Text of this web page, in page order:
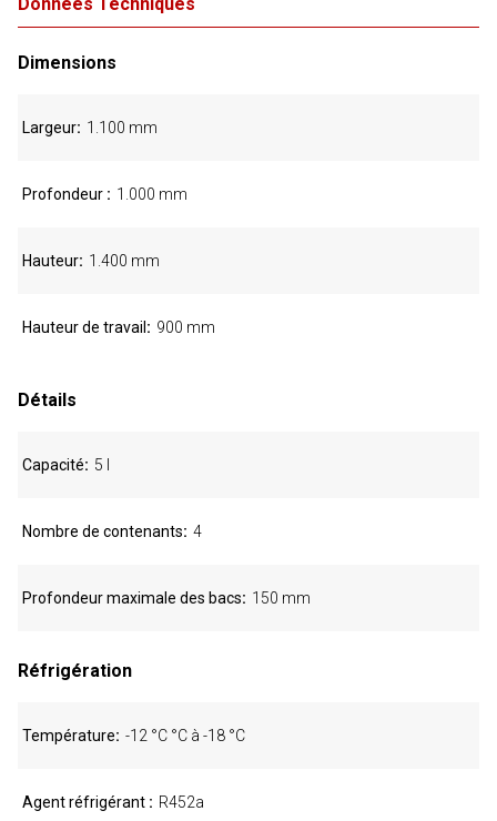
Dimensions
Largeur 1.100 mm
Profondeur 1.000 mm
Hauteur 1.400 mm
Hauteur de travail 900 mm
Détails
Capacité 5 l
Nombre de contenants 4
Profondeur maximale des bacs 150 mm
Réfrigération
Température -12 °C °C à -18 °C
Agent réfrigérant R452a